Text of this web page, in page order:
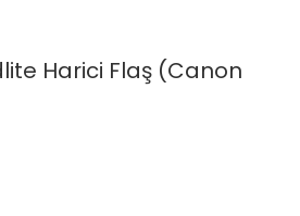
Harici Flaş (Canon